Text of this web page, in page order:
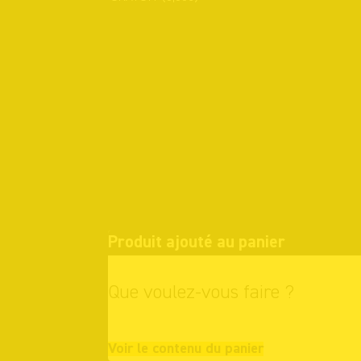
Produit ajouté au panier
Que voulez-vous faire ?
Voir le contenu du panier